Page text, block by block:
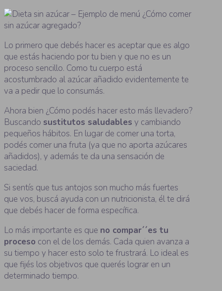
Lo primero que debés hacer es aceptar que es algo
que estás haciendo por tu bien y que no es un
proceso sencillo. Como tu cuerpo está
acostumbrado al azúcar añadido evidentemente te
va a pedir que lo consumás.
Ahora bien ¿Cómo podés hacer esto más llevadero?
Buscando sustitutos saludables y cambiando
pequeños hábitos. En lugar de comer una torta,
podés comer una fruta (ya que no aporta azúcares
añadidos), y además te da una sensación de
saciedad.
Si sentís que tus antojos son mucho más fuertes
que vos, buscá ayuda con un nutricionista, él te dirá
que debés hacer de forma específica.
Lo más importante es que no compar´´es tu
proceso con el de los demás. Cada quien avanza a
su tiempo y hacer esto solo te frustrará. Lo ideal es
que fijés los objetivos que querés lograr en un
determinado tiempo.